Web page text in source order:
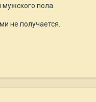
пола.
не получается.